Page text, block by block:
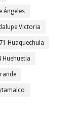
Ángeles
Victoria
Huaquechula
Huehuetla